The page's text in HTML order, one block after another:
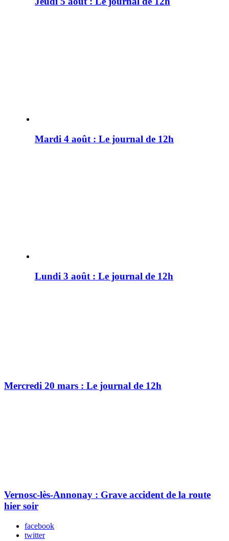
Mardi 4 août : Le journal de 12h
Lundi 3 août : Le journal de 12h
Mercredi 20 mars : Le journal de 12h
Vernosc-lès-Annonay : Grave accident de la route
hier soir
facebook
twitter